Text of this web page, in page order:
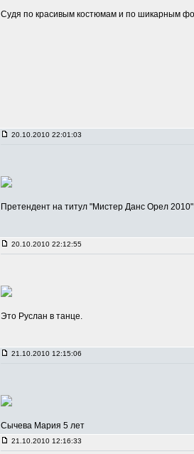
Судя по красивым костюмам и по шикарным
20.10.2010 22:01:03
Претендент на титул "Мистер Данс Орел
20.10.2010 22:12:55
Это Руслан в танце.
21.10.2010 12:15:06
Сычева Мария 5 лет
21.10.2010 12:16:33